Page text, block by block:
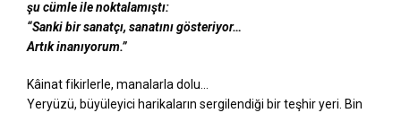
şu cümle ile noktalamıştı:
“Sanki bir sanatçı, sanatını gösteriyor…
Artık inanıyorum.”
Kâinat fikirlerle, manalarla dolu…
Yeryüzü, büyüleyici harikaların sergilendiği bir teşhir yeri. Bin